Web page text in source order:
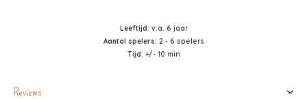
Leeftijd: v.a. 6 jaar
Aantal spelers: 2 - 6 spelers
Tijd: +/- 10 min
Reviews